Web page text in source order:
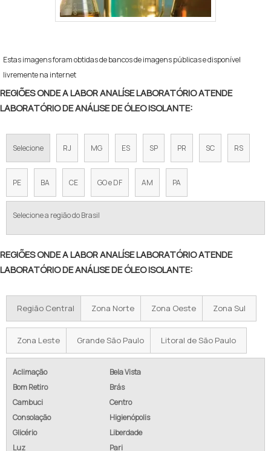
Estas imagens foram obtidas de bancos de imagens públicas e disponível
livremente na internet
REGIÕES ONDE A LABOR ANALÍSE LABORATÓRIO ATENDE
LABORATÓRIO DE ANÁLISE DE ÓLEO ISOLANTE:
Selecione RJ MG ES SP PR SC RS
PE BA CE GO e DF AM PA
Selecione a região do Brasil
REGIÕES ONDE A LABOR ANALÍSE LABORATÓRIO ATENDE
LABORATÓRIO DE ANÁLISE DE ÓLEO ISOLANTE:
Região Central Zona Norte Zona Oeste Zona Sul
Zona Leste Grande São Paulo Litoral de São Paulo
Aclimação
Bela Vista
Bom Retiro
Brás
Cambuci
Centro
Consolação
Higienópolis
Glicério
Liberdade
Luz
Pari